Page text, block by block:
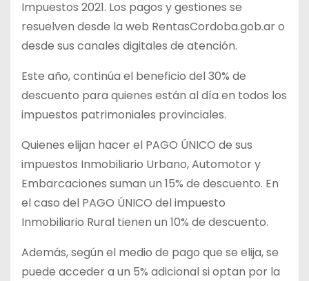
Impuestos 2021. Los pagos y gestiones se
resuelven desde la web RentasCordoba.gob.ar o
desde sus canales digitales de atención.
Este año, continúa el beneficio del 30% de
descuento para quienes están al día en todos los
impuestos patrimoniales provinciales.
Quienes elijan hacer el PAGO ÚNICO de sus
impuestos Inmobiliario Urbano, Automotor y
Embarcaciones suman un 15% de descuento. En
el caso del PAGO ÚNICO del impuesto
Inmobiliario Rural tienen un 10% de descuento.
Además, según el medio de pago que se elija, se
puede acceder a un 5% adicional si optan por la